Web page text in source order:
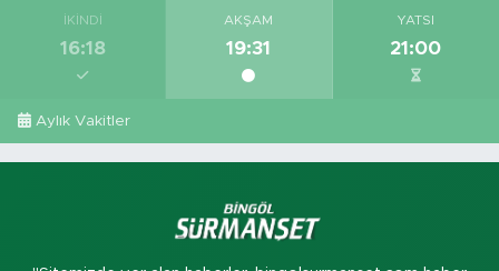
İKINDI
16:18
AKŞAM
19:31
YATSI
21:00
Aylık Vakitler